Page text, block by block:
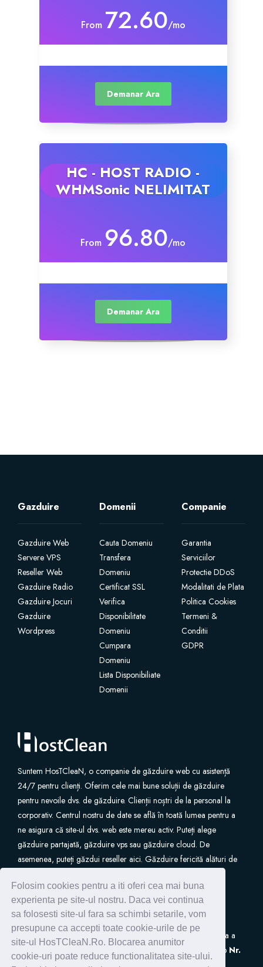
Folosim cookies pentru a iti oferi cea mai buna
experienta pe site-ul nostru. Daca vei continua
sa folosesti site-ul fara sa schimbi setarile, vom
presupune ca accepti toate cookie-urile de pe
site-ul HosTCleaN.Ro. Blocarea anumitor
cookie-uri poate reduce functionalitatea site-ului.
From 72.60/mo
Demanar Ara
HC - HOST RADIO -
WHMSonic NELIMITAT
From 96.80/mo
Demanar Ara
Gazduire
Gazduire Web
Servere VPS
Reseller Web
Gazduire Radio
Gazduire Jocuri
Gazduire
Wordpress
Domenii
Cauta Domeniu
Transfera
Domeniu
Certificat SSL
Verifica
Disponibilitate
Domeniu
Cumpara
Domeniu
Lista Disponibiliate
Domenii
Companie
Garantia
Serviciilor
Protectie DDoS
Modalitati de Plata
Politica Cookies
Termeni &
Conditii
GDPR
Suntem HosTCleaN, o companie de găzduire web cu asistență
24/7 pentru clienți. Oferim cele mai bune soluții de găzduire
pentru nevoile dvs. de găzduire. Clienții noștri de la personal la
corporativ. Centrul nostru de date se află în toată lumea pentru a
ne asigura că site-ul dvs. web este mereu activ. Puteți alege
găzduire partajată, găzduire vps sau găzduire cloud. De
asemenea, puteți găzdui reseller aici. Găzduire fericită alături de
S.C. HostClean S.R.L
este inscrisa in Registrul de Evidenta a
Prelucrarilor de Date cu Caracter Personal (ANSPDCP) sub Nr.
0005266